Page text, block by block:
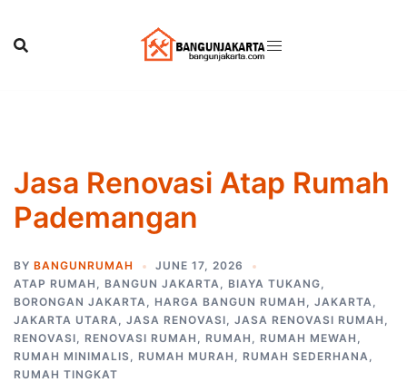
content
Jasa Renovasi Atap Rumah
Pademangan
BY BANGUNRUMAH
JUNE 17, 2026
ATAP RUMAH , BANGUN JAKARTA, BIAYA TUKANG,
BORONGAN JAKARTA, HARGA BANGUN RUMAH , JAKARTA,
JAKARTA UTARA, JASA RENOVASI, JASA RENOVASI RUMAH ,
RENOVASI, RENOVASI RUMAH , RUMAH , RUMAH MEWAH ,
RUMAH MINIMALIS, RUMAH MURAH , RUMAH SEDERHANA,
RUMAH TINGKAT